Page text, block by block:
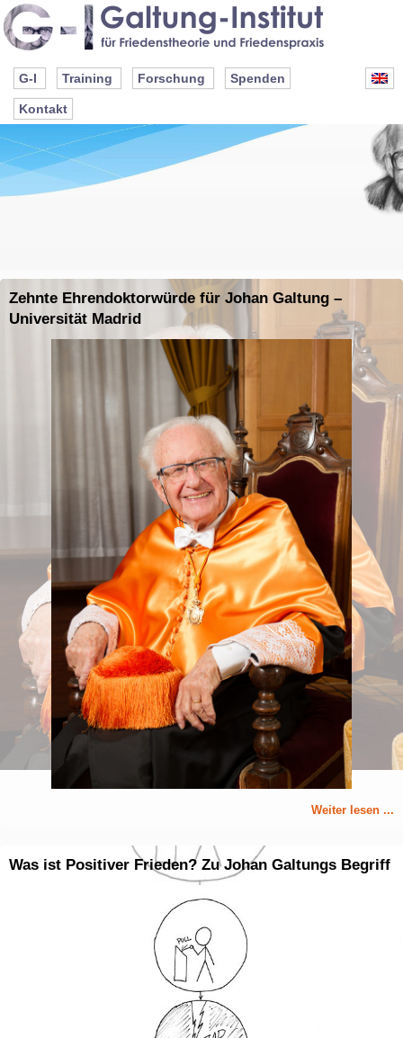
G-I Training Forschung Spenden
Kontakt
Zehnte Ehrendoktorwürde für Johan Galtung –
Universität Madrid
Weiter lesen ...
Was ist Positiver Frieden? Zu Johan Galtungs Begriff